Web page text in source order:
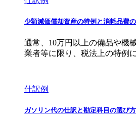
少額減価償却資産の特例と消耗品費
通常、10万円以上の備品や機
業者等に限り、税法上の特例
仕訳例
ガソリン代の仕訳と勘定科目の選び